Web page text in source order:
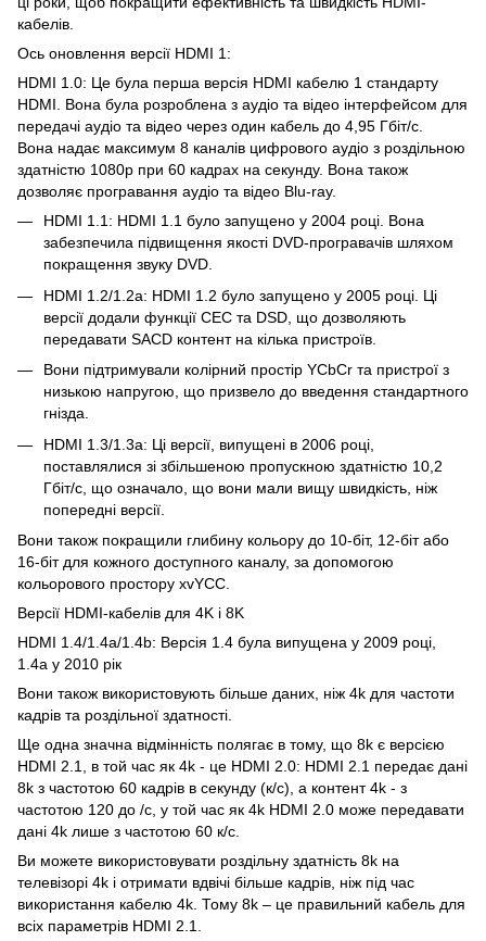
кабелів.
Ось оновлення версії HDMI 1:
HDMI 1.0: Це була перша версія HDMI кабелю 1 стандарту
HDMI. Вона була розроблена з аудіо та відео інтерфейсом для
передачі аудіо та відео через один кабель до 4,95 Гбіт/с.
Вона надає максимум 8 каналів цифрового аудіо з роздільною
здатністю 1080p при 60 кадрах на секунду. Вона також
дозволяє програвання аудіо та відео Blu-ray.
HDMI 1.1: HDMI 1.1 було запущено у 2004 році. Вона
забезпечила підвищення якості DVD-програвачів шляхом
покращення звуку DVD.
HDMI 1.2/1.2a: HDMI 1.2 було запущено у 2005 році. Ці
версії додали функції CEC та DSD, що дозволяють
передавати SACD контент на кілька пристроїв.
Вони підтримували колірний простір YCbCr та пристрої з
низькою напругою, що призвело до введення стандартного
гнізда.
HDMI 1.3/1.3a: Ці версії, випущені в 2006 році,
поставлялися зі збільшеною пропускною здатністю 10,2
Гбіт/с, що означало, що вони мали вищу швидкість, ніж
попередні версії.
Вони також покращили глибину кольору до 10-біт, 12-біт або
16-біт для кожного доступного каналу, за допомогою
кольорового простору xvYCC.
Версії HDMI-кабелів для 4K і 8K
HDMI 1.4/1.4a/1.4b: Версія 1.4 була випущена у 2009 році,
1.4а у 2010 рік
Вони також використовують більше даних, ніж 4k для частоти
кадрів та роздільної здатності.
Ще одна значна відмінність полягає в тому, що 8k є версією
HDMI 2.1, в той час як 4k - це HDMI 2.0: HDMI 2.1 передає дані
8k з частотою 60 кадрів в секунду (к/с), а контент 4k - з
частотою 120 до /с, у той час як 4k HDMI 2.0 може передавати
дані 4k лише з частотою 60 к/с.
Ви можете використовувати роздільну здатність 8k на
телевізорі 4k і отримати вдвічі більше кадрів, ніж під час
використання кабелю 4k. Тому 8k – це правильний кабель для
всіх параметрів HDMI 2.1.